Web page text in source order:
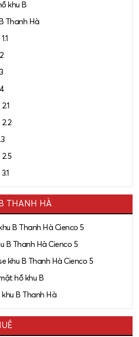
khu B
Thanh Hà
THANH HÀ
B Thanh Hà Cienco 5
B Thanh Hà Cienco 5
khu B Thanh Hà Cienco 5
hồ khu B
B Thanh Hà